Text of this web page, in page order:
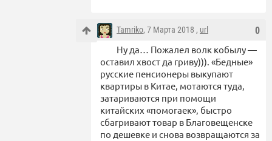
0
Tamriko, 7 Марта 2018 , url
Ну да… Пожалел волк кобылу —
оставил хвост да гриву))). «Бедные»
русские пенсионеры выкупают
квартиры в Китае, мотаются туда,
затариваются при помощи
китайских «помогаек», быстро
сбагривают товар в Благовещенске
по дешевке и снова возвращаются за